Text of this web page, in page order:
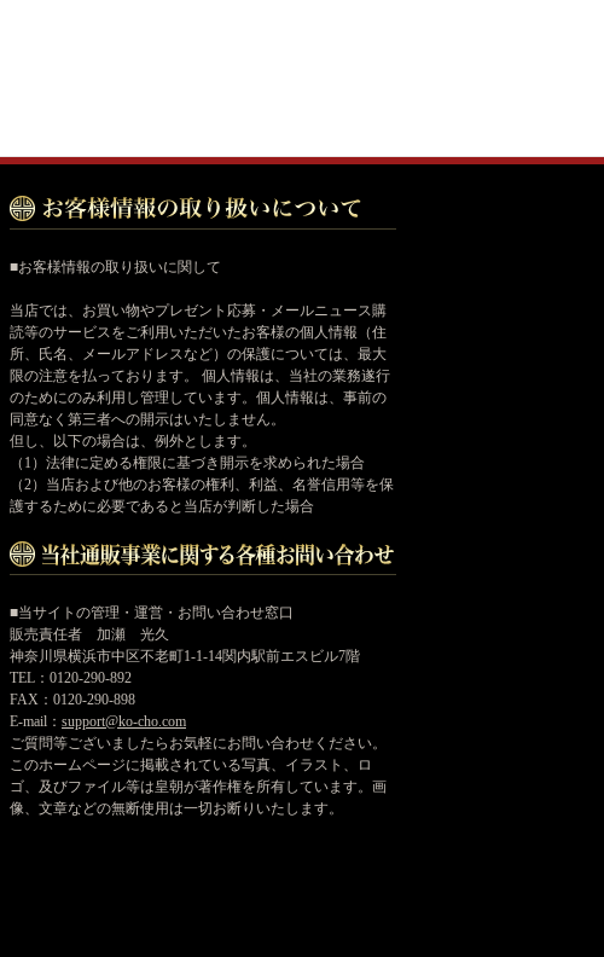
■お客様情報の取り扱いに関して
当店では、お買い物やプレゼント応募・メールニュース購
読等のサービスをご利用いただいたお客様の個人情報（住
所、氏名、メールアドレスなど）の保護については、最大
限の注意を払っております。 個人情報は、当社の業務遂行
のためにのみ利用し管理しています。個人情報は、事前の
同意なく第三者への開示はいたしません。
但し、以下の場合は、例外とします。
（1）法律に定める権限に基づき開示を求められた場合
（2）当店および他のお客様の権利、利益、名誉信用等を保
護するために必要であると当店が判断した場合
■当サイトの管理・運営・お問い合わせ窓口
販売責任者 加瀬 光久
神奈川県横浜市中区不老町1-1-14関内駅前エスビル7階
TEL：0120-290-892
FAX：0120-290-898
E-mail： support@ko-cho.com
ご質問等ございましたらお気軽にお問い合わせください。
このホームページに掲載されている写真、イラスト、ロ
ゴ、及びファイル等は皇朝が著作権を所有しています。画
像、文章などの無断使用は一切お断りいたします。